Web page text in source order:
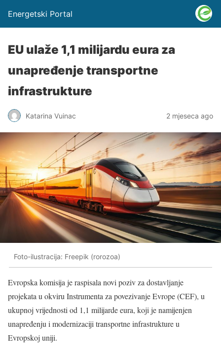
Energetski Portal
EU ulaže 1,1 milijardu eura za
unapređenje transportne
infrastrukture
Katarina Vuinac 2 mjeseca ago
Foto-ilustracija: Freepik (rorozoa)
Evropska komisija je raspisala novi poziv za dostavljanje
projekata u okviru Instrumenta za povezivanje Evrope (CEF), u
ukupnoj vrijednosti od 1,1 milijarde eura, koji je namijenjen
unapređenju i modernizaciji transportne infrastrukture u
Evropskoj uniji.